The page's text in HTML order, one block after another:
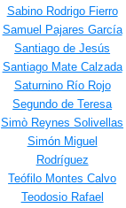
Sabino Rodrigo Fierro
Samuel Pajares García
Santiago de Jesús
Santiago Mate Calzada
Saturnino Río Rojo
Segundo de Teresa
Simò Reynes Solivellas
Simón Miguel
Rodríguez
Teófilo Montes Calvo
Teodosio Rafael